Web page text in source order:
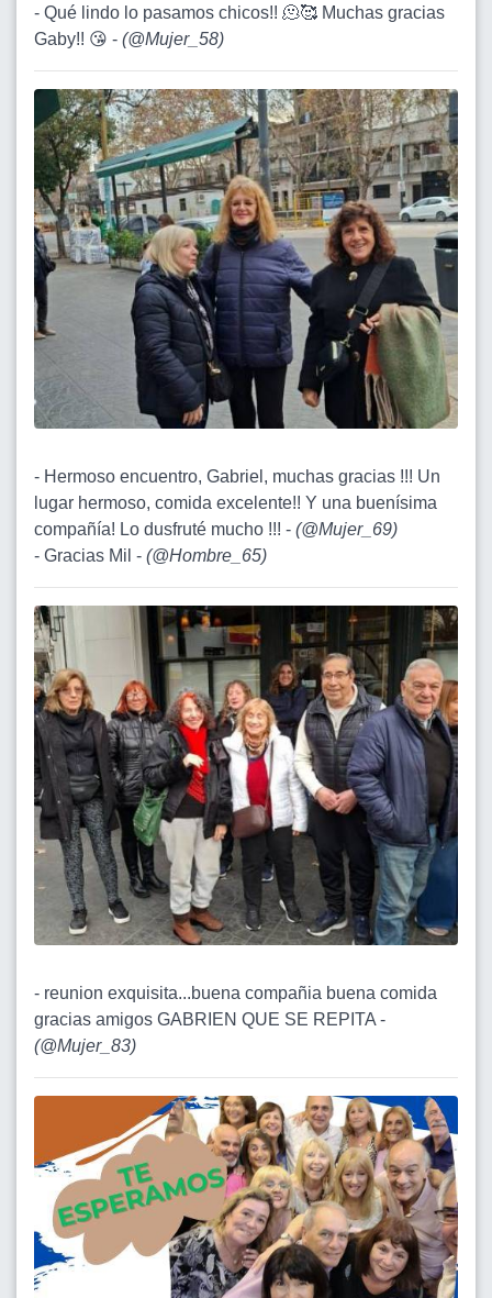
- Qué lindo lo pasamos chicos!! 🫠🥰 Muchas gracias
Gaby!! 😘 - (@Mujer_58)
- Hermoso encuentro, Gabriel, muchas gracias !!! Un
lugar hermoso, comida excelente!! Y una buenísima
compañía! Lo dusfruté mucho !!! - (@Mujer_69)
- Gracias Mil - (@Hombre_65)
- reunion exquisita...buena compañia buena comida
gracias amigos GABRIEN QUE SE REPITA -
(@Mujer_83)